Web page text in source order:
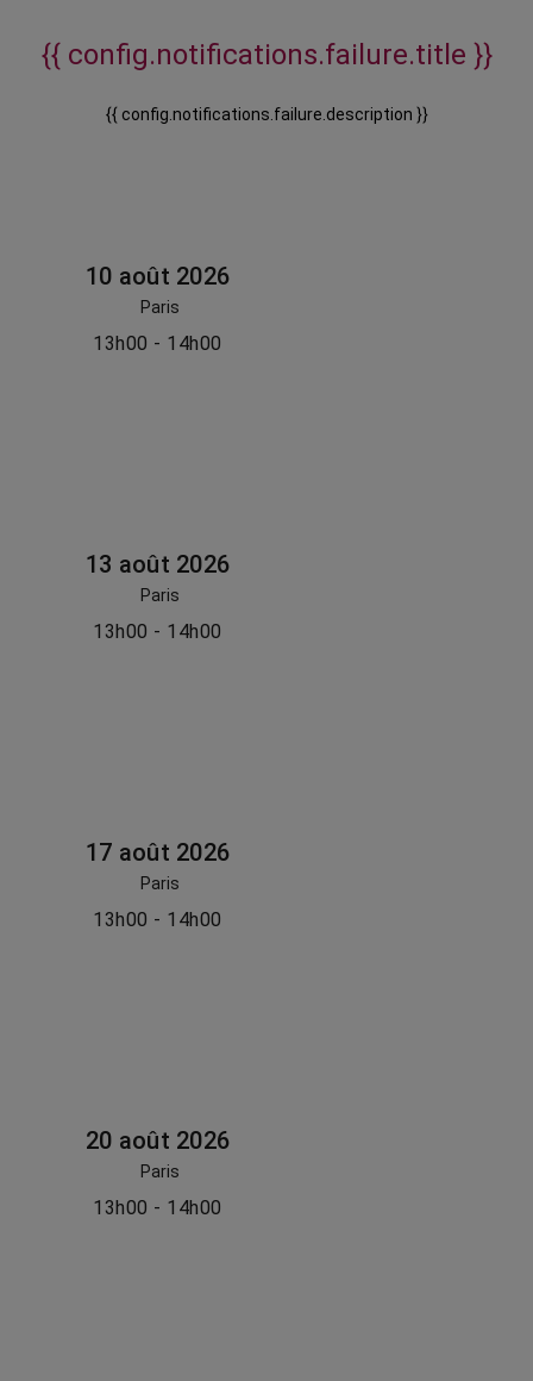
{{ config.notifications.failure.title }}
{{ config.notifications.failure.description }}
10 août 2026
Paris
13h00 - 14h00
13 août 2026
Paris
13h00 - 14h00
17 août 2026
Paris
13h00 - 14h00
20 août 2026
Paris
13h00 - 14h00